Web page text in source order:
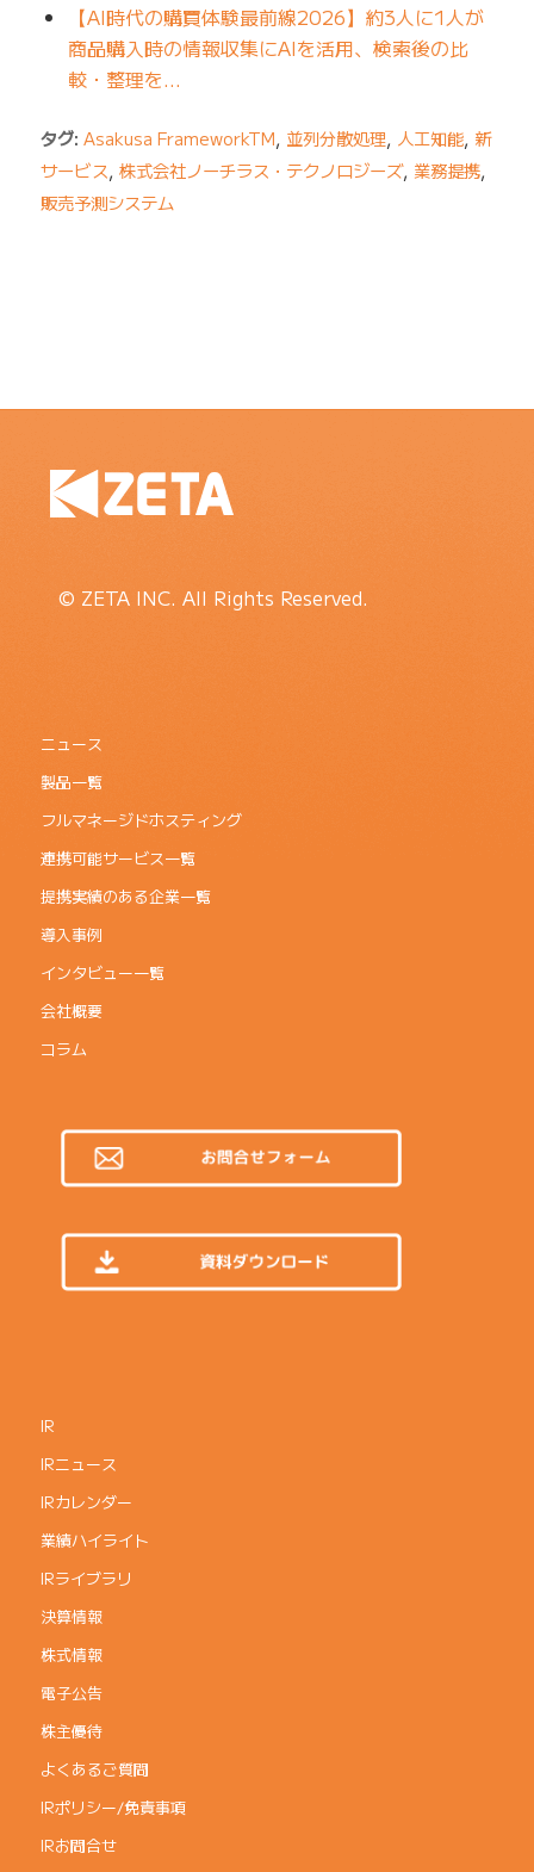
【AI時代の購買体験最前線2026】約3人に1人が
商品購入時の情報収集にAIを活用、検索後の比
較・整理を…
タグ: Asakusa FrameworkTM, 並列分散処理, 人工知能, 新
サービス, 株式会社ノーチラス・テクノロジーズ, 業務提携,
販売予測システム
© ZETA INC. All Rights Reserved.
ニュース
製品一覧
フルマネージドホスティング
連携可能サービス一覧
提携実績のある企業一覧
導入事例
インタビュー一覧
会社概要
コラム
IR
IRニュース
IRカレンダー
業績ハイライト
IRライブラリ
決算情報
株式情報
電子公告
株主優待
よくあるご質問
IRポリシー/免責事項
IRお問合せ